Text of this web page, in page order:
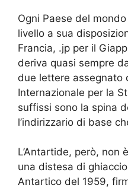
Ogni Paese del
livello a sua
Francia, .jp per il
deriva quasi sempre
due lettere assegnato
Internazionale per la
suffissi sono la spina
l’indirizzario di base
L’Antartide, però, non
una distesa di
Antartico del 1959,